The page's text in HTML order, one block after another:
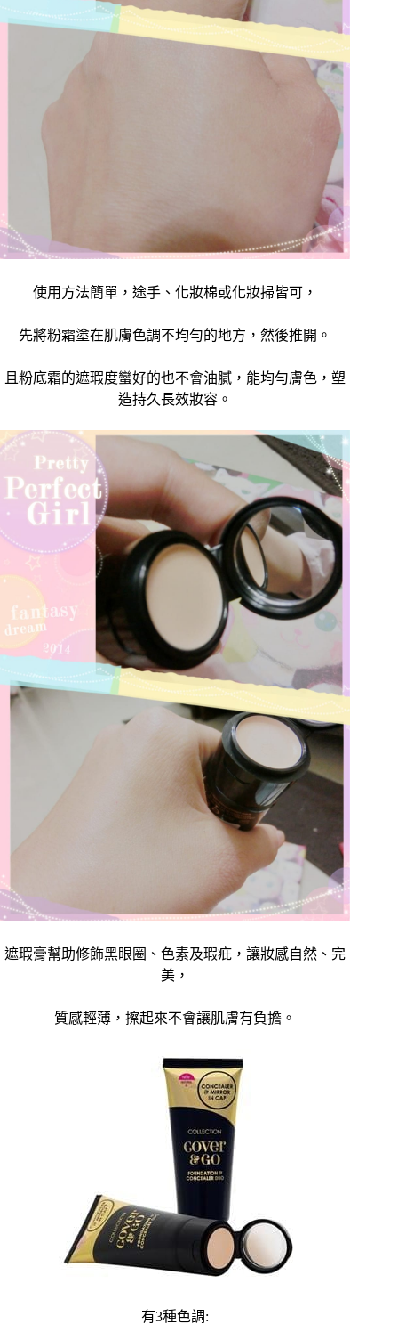
使用方法簡單，途手、化妝棉或化妝掃皆可，
先將粉霜塗在肌膚色調不均勻的地方，然後推開。
且粉底霜的遮瑕度蠻好的也不會油膩，能均勻膚色，塑
造持久長效妝容。
遮瑕膏幫助修飾黑眼圈、色素及瑕疪，讓妝感自然、完
美，
質感輕薄，擦起來不會讓肌膚有負擔。
有3種色調: